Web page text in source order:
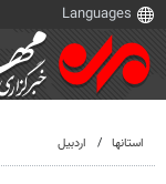
استانها اردبیل